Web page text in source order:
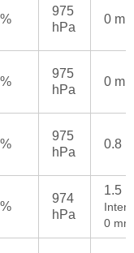
975
hPa
0
975
hPa
0
975
hPa
0.8
974
hPa
1.5
0